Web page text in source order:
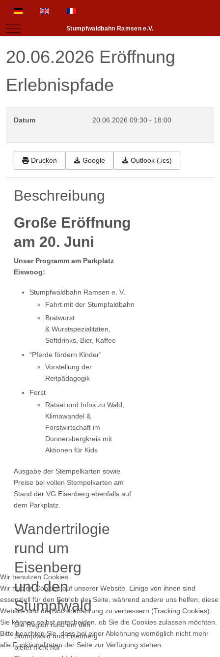
Sprache auswählen
Mobile Menu ToggleStumpfwaldbahn Ramsen e.V.
20.06.2026 Eröffnung
Erlebnispfade
Datum 20.06.2026 09:30 - 18:00
Drucken Google Outlook (.ics)
Beschreibung
Große Eröffnung
am 20. Juni
Unser Programm am Parkplatz
Eiswoog:
Stumpfwaldbahn Ramsen e. V.
Fahrt mit der Stumpfaldbahn
Bratwurst
& Wurstspezialitäten,
Softdrinks, Bier, Kaffee
“Pferde fördern Kinder”
Vorstellung der
Reitpädagogik
Forst
Rätsel und Infos zu Wald,
Klimawandel &
Forstwirtschaft im
Donnersbergkreis mit
Aktionen für Kids
Ausgabe der Stempelkarten sowie
Preise bei vollen Stempelkarten am
Stand der VG Eisenberg ebenfalls auf
dem Parkplatz.
Wandertrilogie
rund um
Eisenberg
und den
Stumpfwald
Die Region rund um den
Stumpfwald und Eisenberg
bietet nicht nur
Wir benutzen Cookies
Wir nutzen Cookies auf unserer Website. Einige von ihnen sind
essenziell für den Betrieb der Seite, während andere uns helfen, diese
Website und die Nutzererfahrung zu verbessern (Tracking Cookies).
Sie können selbst entscheiden, ob Sie die Cookies zulassen möchten.
Bitte beachten Sie, dass bei einer Ablehnung womöglich nicht mehr
alle Funktionalitäten der Seite zur Verfügung stehen.